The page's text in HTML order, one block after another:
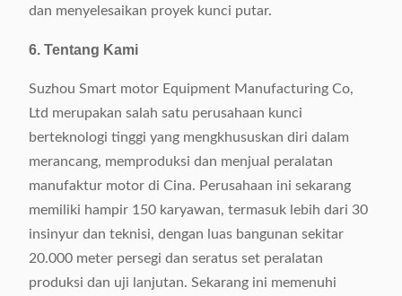
dan menyelesaikan proyek kunci putar.
6. Tentang Kami
Suzhou Smart motor Equipment Manufacturing Co,
Ltd merupakan salah satu perusahaan kunci
berteknologi tinggi yang mengkhususkan diri dalam
merancang, memproduksi dan menjual peralatan
manufaktur motor di Cina. Perusahaan ini sekarang
memiliki hampir 150 karyawan, termasuk lebih dari 30
insinyur dan teknisi, dengan luas bangunan sekitar
20.000 meter persegi dan seratus set peralatan
produksi dan uji lanjutan. Sekarang ini memenuhi